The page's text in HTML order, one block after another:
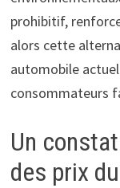
prohibitif,
alors cette
automobile
consommateurs
Un
des prix